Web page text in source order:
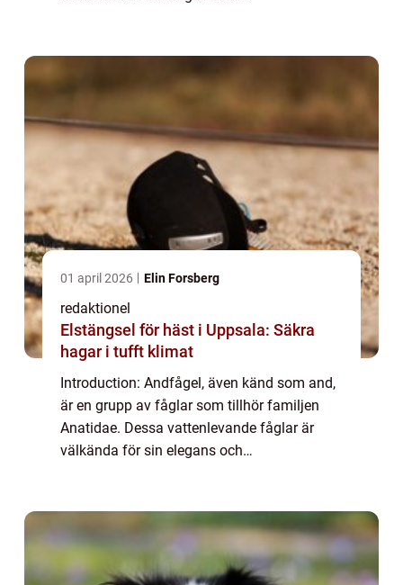
01 april 2026 Elin Forsberg
redaktionel
Elstängsel för häst i Uppsala: Säkra
hagar i tufft klimat
Introduction: Andfågel, även känd som and,
är en grupp av fåglar som tillhör familjen
Anatidae. Dessa vattenlevande fåglar är
välkända för sin elegans och